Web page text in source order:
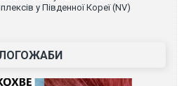
у Південної Кореї (NV)